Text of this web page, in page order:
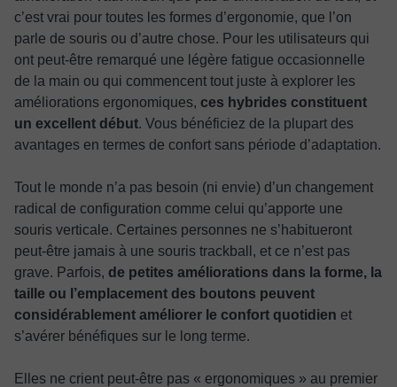
c’est vrai pour toutes les formes d’ergonomie, que l’on
parle de souris ou d’autre chose. Pour les utilisateurs qui
ont peut-être remarqué une légère fatigue occasionnelle
de la main ou qui commencent tout juste à explorer les
améliorations ergonomiques, ces hybrides constituent
un excellent début. Vous bénéficiez de la plupart des
avantages en termes de confort sans période d’adaptation.
Tout le monde n’a pas besoin (ni envie) d’un changement
radical de configuration comme celui qu’apporte une
souris verticale. Certaines personnes ne s’habitueront
peut-être jamais à une souris trackball, et ce n’est pas
grave. Parfois, de petites améliorations dans la forme, la
taille ou l’emplacement des boutons peuvent
considérablement améliorer le confort quotidien et
s’avérer bénéfiques sur le long terme.
Elles ne crient peut-être pas « ergonomiques » au premier